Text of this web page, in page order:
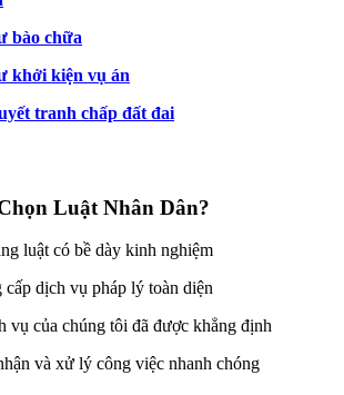
bào chữa
khởi kiện vụ án
tranh chấp đất đai
Luật Nhân Dân?
luật có bề dày kinh nghiệm
dịch vụ pháp lý toàn diện
vụ của chúng tôi đã được khẳng định
và xử lý công việc nhanh chóng